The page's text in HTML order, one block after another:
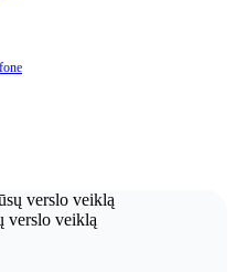
verslo veiklą